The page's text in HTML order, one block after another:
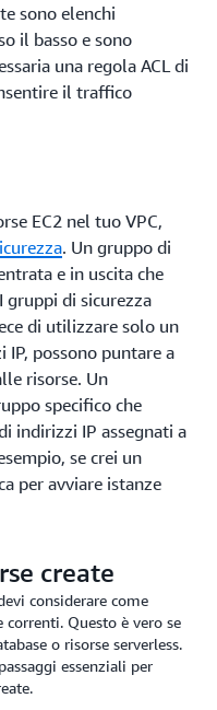
sono elenchi
il basso e sono
una regola ACL di
il traffico
EC2 nel tuo VPC,
. Un gruppo di
e in uscita che
gruppi di sicurezza
di utilizzare solo un
possono puntare a
risorse. Un
specifico che
indirizzi IP assegnati a
se crei un
per avviare istanze
al gruppo di
tramite l'ID del
e qualsiasi nuova
database senza dover
consentito.
create
considerare come
correnti. Questo è vero se
o risorse serverless.
essenziali per